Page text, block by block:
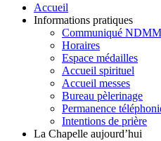
Accueil
Informations pratiques
Communiqué NDMM
Horaires
Espace médailles
Accueil spirituel
Accueil messes
Bureau pèlerinage
Permanence
Intentions de prière
La Chapelle aujourd’hui